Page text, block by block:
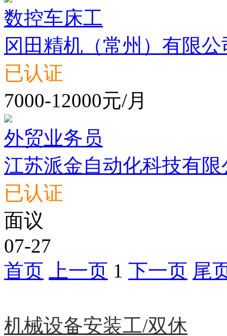
数控车床工
冈田精机（常州）有限公
已认证
7000-12000元/月
外贸业务员
江苏派金自动化科技有限
已认证
面议
07-27
首页
上一页 1 下一页 尾
机械设备安装工/双休